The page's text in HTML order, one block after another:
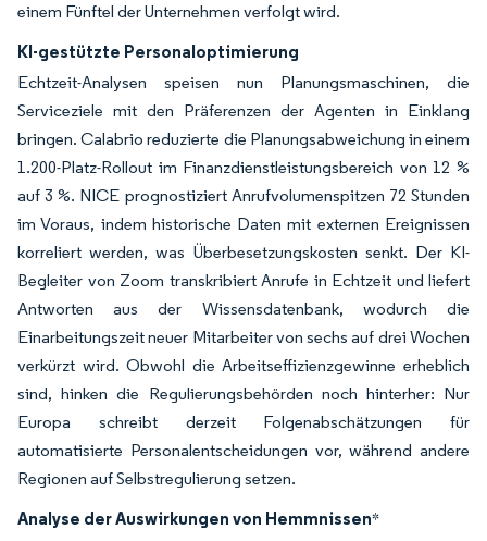
einem Fünftel der Unternehmen verfolgt wird.
KI-gestützte Personaloptimierung
Echtzeit-Analysen speisen nun Planungsmaschinen, die
Serviceziele mit den Präferenzen der Agenten in Einklang
bringen. Calabrio reduzierte die Planungsabweichung in einem
1.200-Platz-Rollout im Finanzdienstleistungsbereich von 12 %
auf 3 %. NICE prognostiziert Anrufvolumenspitzen 72 Stunden
im Voraus, indem historische Daten mit externen Ereignissen
korreliert werden, was Überbesetzungskosten senkt. Der KI-
Begleiter von Zoom transkribiert Anrufe in Echtzeit und liefert
Antworten aus der Wissensdatenbank, wodurch die
Einarbeitungszeit neuer Mitarbeiter von sechs auf drei Wochen
verkürzt wird. Obwohl die Arbeitseffizienzgewinne erheblich
sind, hinken die Regulierungsbehörden noch hinterher: Nur
Europa schreibt derzeit Folgenabschätzungen für
automatisierte Personalentscheidungen vor, während andere
Regionen auf Selbstregulierung setzen.
Analyse der Auswirkungen von Hemmnissen*